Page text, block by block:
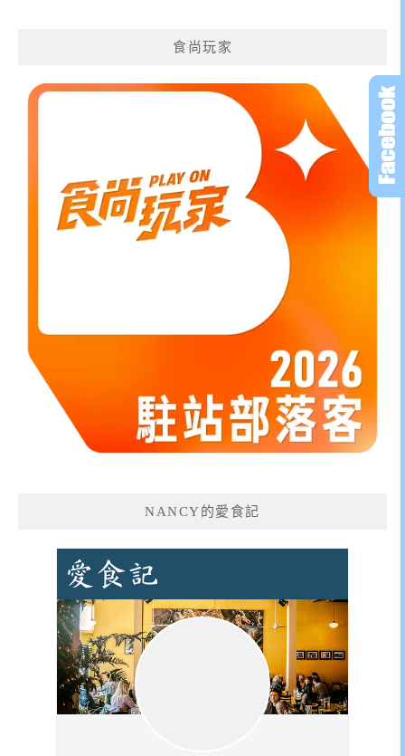
食尚玩家
NANCY的愛食記